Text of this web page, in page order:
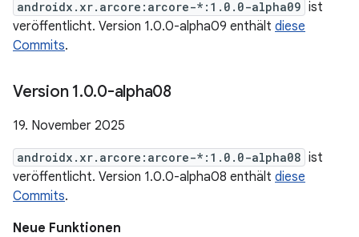
androidx.xr.arcore:arcore-*:1.0.0-alpha09 ist
veröffentlicht. Version 1.0.0-alpha09 enthält diese
Commits.
Version 1.0.0-alpha08
19. November 2025
androidx.xr.arcore:arcore-*:1.0.0-alpha08 ist
veröffentlicht. Version 1.0.0-alpha08 enthält diese
Commits.
Neue Funktionen